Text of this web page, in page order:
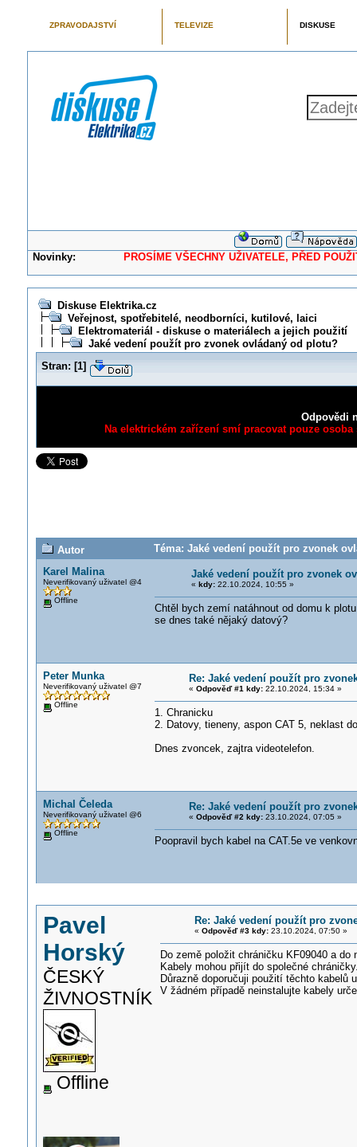
ZPRAVODAJSTVÍ TELEVIZE DISKUSE
Novinky: PROSÍME VŠECHNY UŽIVATELE, PŘED
Diskuse Elektrika.cz
Veřejnost, spotřebitelé, neodborníci, kutilové, laici
Elektromateriál - diskuse o materiálech a jejich použití
Jaké vedení použít pro zvonek ovládaný od plotu?
Stran: [1]
Odpovědi
Na elektrickém zařízení smí pracovat pouze
Autor
Téma: Jaké vedení použít pro zvonek
Karel Malina
Neverifikovaný uživatel @4
Offline
Jaké vedení použít pro zvonek
« kdy:22.10.2024, 10:55 »
Chtěl bych zemí natáhnout od domu k
se dnes také nějaký datový?
Peter Munka
Neverifikovaný uživatel @7
Offline
Re: Jaké vedení použít pro
« Odpověď #1 kdy:22.10.2024, 15:34 »
1. Chranicku
2. Datovy, tieneny, aspon CAT 5, neklast
Dnes zvoncek, zajtra videotelefon.
Michal Čeleda
Neverifikovaný uživatel @6
Offline
Re: Jaké vedení použít pro
« Odpověď #2 kdy:23.10.2024, 07:05 »
Poopravil bych kabel na CAT.5e ve
Pavel
Horský
ČESKÝ
ŽIVNOSTNÍK
Offline
Re: Jaké vedení použít pro
« Odpověď #3 kdy:23.10.2024, 07:50 »
Do země položit chráničku KF09040 a
Kabely mohou přijít do společné
Důrazně doporučuji použití těchto kabelů
V žádném případě neinstalujte kabely